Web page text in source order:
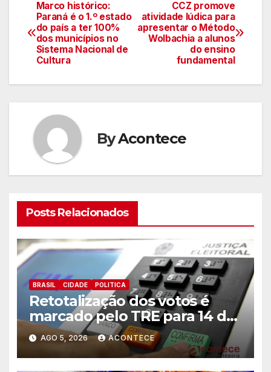
Navegação
de
artigos
CCZ promove
atividade lúdica para
apresentar o Método
Wolbachia a alunos
do ensino
fundamental
Marco histórico:
Paraná é o 1.º estado
do país a ter 100%
dos municípios no
Sistema Nacional de
Cultura
ByAcontece
Posts Relacionados
BRASIL CIDADE POLITICA
Retotalização dos votos é
marcado pelo TRE para 14 de
agosto
AGO 5, 2026 ACONTECE